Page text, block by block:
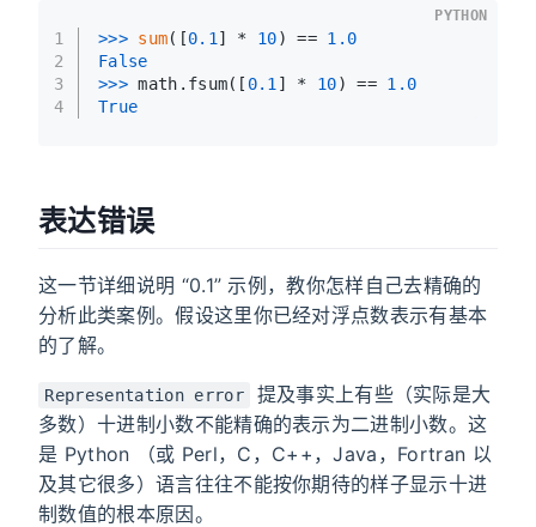
1
2
3
4
>>> sum([0.1 ] * 10) == 1.0
False
>>> math.fsum([ 0.1 ] * 10) == 1.0
True
PYTHON
表达错误
这一节详细说明 “0.1” 示例，教你怎样自己去精确的
分析此类案例。假设这里你已经对浮点数表示有基本
的了解。
Representation error
提及事实上有些（实际是大
多数）十进制小数不能精确的表示为二进制小数。这
是 Python （或 Perl，C，C++，Java，Fortran 以
及其它很多）语言往往不能按你期待的样子显示十进
制数值的根本原因。